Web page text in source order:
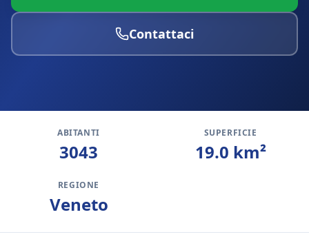
Contattaci
ABITANTI
3043
SUPERFICIE
19.0 km²
REGIONE
Veneto